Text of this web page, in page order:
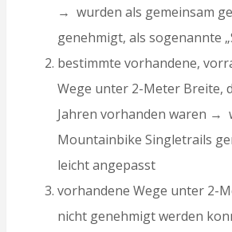
→ wurden als gemeinsam
genehmigt, als sogenannte
bestimmte vorhandene,
Wege unter 2-Meter Breite,
Jahren vorhanden waren →
Mountainbike Singletrails
leicht angepasst
vorhandene Wege unter 2-
nicht genehmigt werden